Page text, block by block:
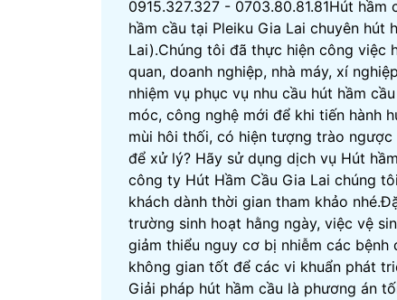
0915.327.327 - 0703.80.81.81Hút hầm
hầm cầu tại Pleiku Gia Lai chuyên
Lai).Chúng tôi đã thực hiện công việc
quan, doanh nghiệp, nhà máy, xí
nhiệm vụ phục vụ nhu cầu hút hầm
móc, công nghệ mới để khi tiến hành
mùi hôi thối, có hiện tượng trào ngược
để xử lý? Hãy sử dụng dịch vụ Hút
công ty Hút Hầm Cầu Gia Lai chúng
khách dành thời gian tham khảo
trường sinh hoạt hằng ngày, việc vệ
giảm thiểu nguy cơ bị nhiễm các
không gian tốt để các vi khuẩn phát
Giải pháp hút hầm cầu là phương án